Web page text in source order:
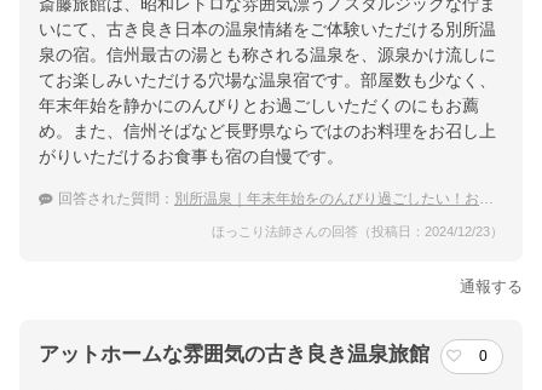
斎藤旅館は、昭和レトロな雰囲気漂うノスタルジックな佇ま
いにて、古き良き日本の温泉情緒をご体験いただける別所温
泉の宿。信州最古の湯とも称される温泉を、源泉かけ流しに
てお楽しみいただける穴場な温泉宿です。部屋数も少なく、
年末年始を静かにのんびりとお過ごしいただくのにもお薦
め。また、信州そばなど長野県ならではのお料理をお召し上
がりいただけるお食事も宿の自慢です。
回答された質問： 別所温泉｜年末年始をのんびり過ごしたい！おすすめの穴場な宿は？
ほっこり法師さんの回答（投稿日：2024/12/23）
通報する
アットホームな雰囲気の古き良き温泉旅館 0